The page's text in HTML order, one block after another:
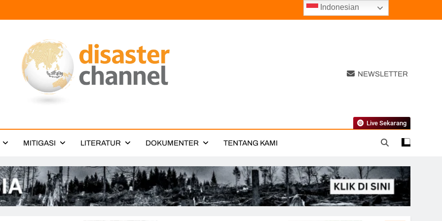
Channel
NEWSLETTER
MITIGASI LITERATUR DOKUMENTER TENTANG KAMI
Live Sekarang
Indonesian